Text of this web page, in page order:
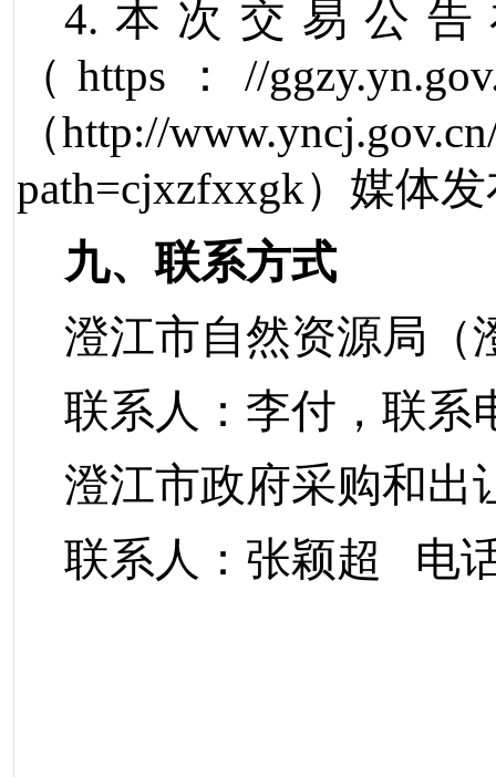
4. 本次交易公
（https ： //
（http://
path=cjxzfxxgk） 媒体
九、联系方式
澄江市自然资源局（
联系人： 李付， 联系
澄江市政府采购和出
联系人：张颖超
电